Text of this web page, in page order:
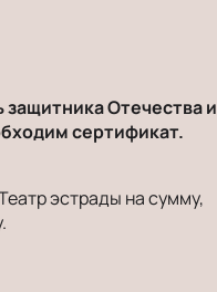
Отечества и
сертификат.
эстрады на сумму,